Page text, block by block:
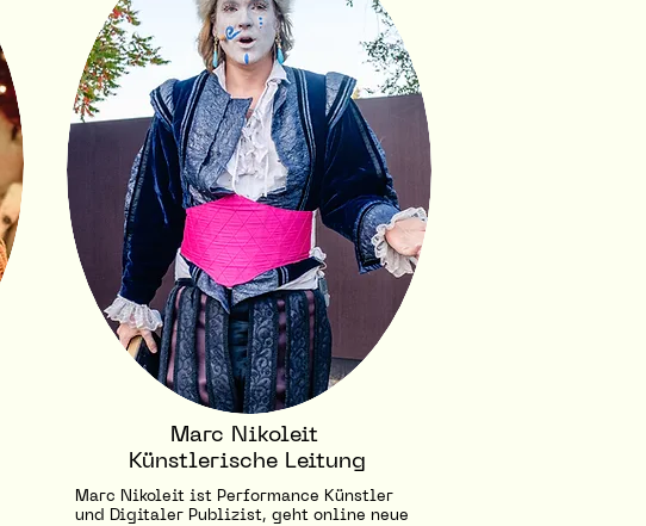
Marc Nikoleit
Künstlerische Leitung
Marc Nikoleit ist Performance Künstler
und Digitaler Publizist, geht online neue